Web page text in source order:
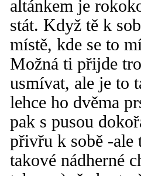
altánkem je
stát. Když tě k
místě, kde se to
Možná ti přijde
usmívat, ale je to
lehce ho dvěma
pak s pusou
přivřu k sobě -ale
takové nádherné